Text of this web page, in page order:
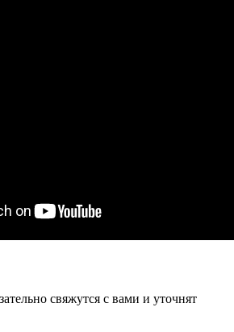
свяжутся с вами и уточнят